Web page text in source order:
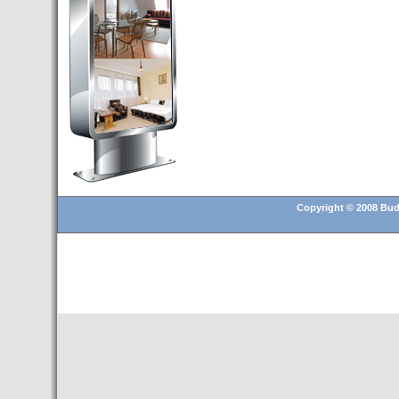
Budapest’.
- Hoteles en BUDAPEST:
Resultados octubre de 2016,
subida del 15% ocupación y
del 25,6% en el RevPar
- Nuevo Hotel en Budapest
bajo la marca Exe Hotusa
- Transfer Aeropuerto de
BUDAPEST
Copyright © 2008